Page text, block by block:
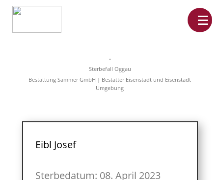
Rat&Hilfe
Sterbefälle
Sterbefall Oggau
Bestattung Sammer GmbH | Bestatter Eisenstadt und Eisenstadt
Umgebung
Eibl Josef
Sterbedatum: 08. April 2023